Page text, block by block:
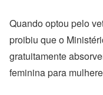
Quando optou pelo
proibiu que o
gratuitamente
feminina para